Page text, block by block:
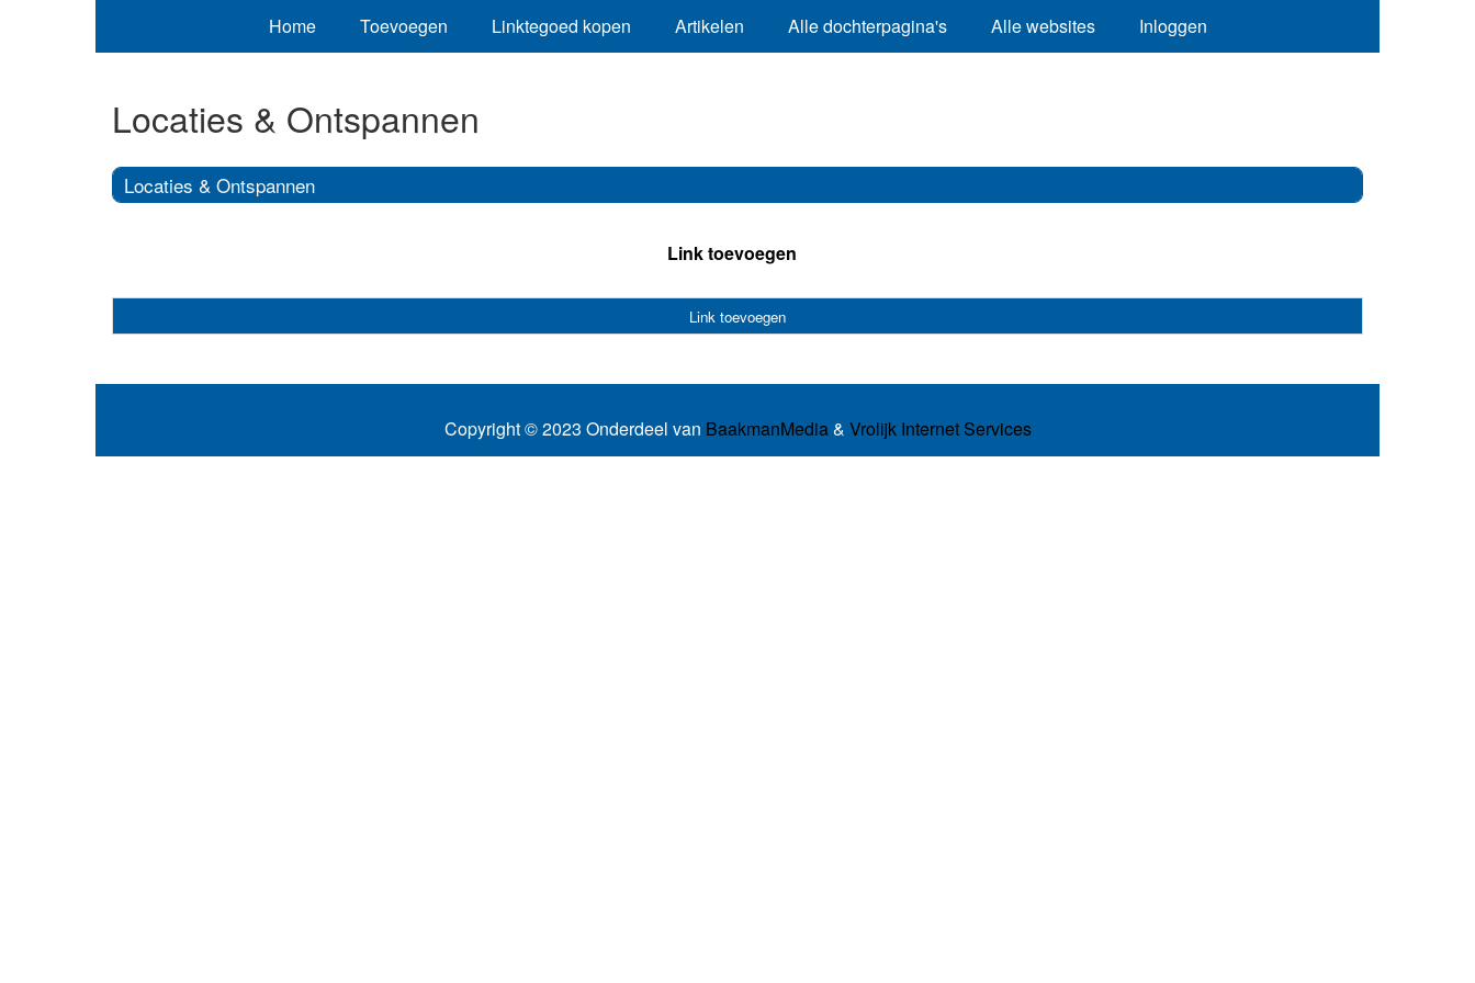
Home Toevoegen Linktegoed kopen Artikelen Alle dochterpagina's Alle websites Inloggen
Locaties & Ontspannen
Locaties & Ontspannen
Link toevoegen
Link toevoegen
Copyright © 2023 Onderdeel van BaakmanMedia& Vrolijk Internet Services